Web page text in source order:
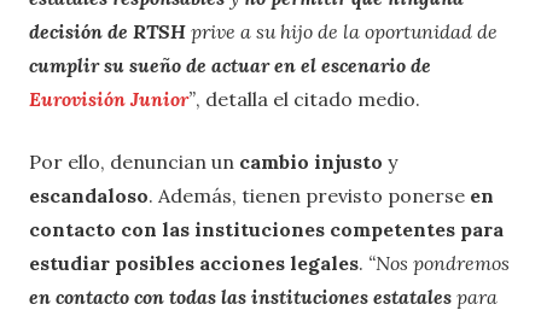
decisión de RTSH prive a su hijo de la oportunidad de
cumplir su sueño de actuar en el escenario de
Eurovisión Junior”, detalla el citado medio.
Por ello, denuncian un cambio injusto y
escandaloso. Además, tienen previsto ponerse en
contacto con las instituciones competentes para
estudiar posibles acciones legales. “Nos pondremos
en contacto con todas las instituciones estatales para